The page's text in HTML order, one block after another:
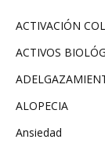
ACTIVACIÓN
ACTIVOS
ALOPECIA
Ansiedad